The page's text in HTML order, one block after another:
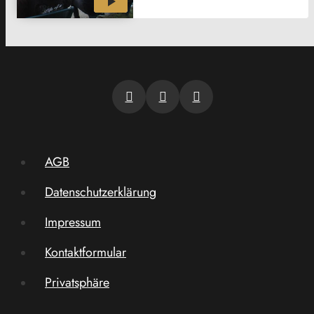
AGB
Datenschutzerklärung
Impressum
Kontaktformular
Privatsphäre